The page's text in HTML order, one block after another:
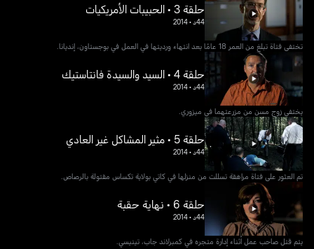
حلقة 3 • الحبيبات الأمريكيات
44د •
2014
تختفي فتاة تبلغ من العمر 18 عامًا بعد انتهاء ورديتها في العمل في بوجستاون، إنديانا.
حلقة 4 • السيد والسيدة فانتاستيك
44د •
2014
يختفي زوج مسن من مزرعتهما في ميزوري.
حلقة 5 • مثير المشاكل غير العادي
44د •
2014
تم العثور على فتاة مراهقة تسللت من منزلها في كاتي بولاية تكساس مقتولة بالرصاص.
حلقة 6 • نهاية حقبة
44د •
2014
يتم قتل صاحب عمل أثناء إدارة متجره في كمبرلاند جاب، تينيسي.